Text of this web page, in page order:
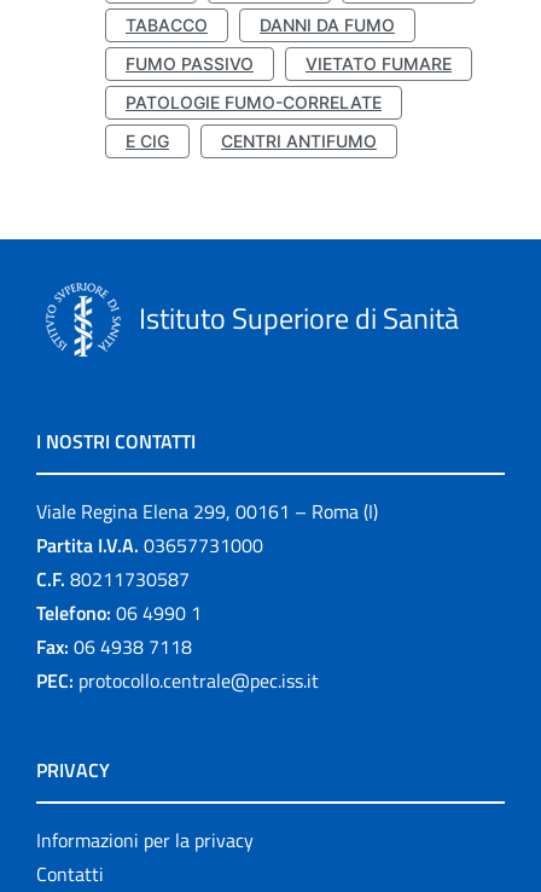
TABACCO
DANNI DA FUMO
FUMO PASSIVO
VIETATO FUMARE
PATOLOGIE FUMO-CORRELATE
E CIG
CENTRI ANTIFUMO
Istituto Superiore di Sanità
I NOSTRI CONTATTI
Viale Regina Elena 299, 00161 – Roma (I)
Partita I.V.A. 03657731000
C.F. 80211730587
Telefono: 06 4990 1
Fax: 06 4938 7118
PEC: protocollo.centrale@pec.iss.it
PRIVACY
Informazioni per la privacy
Contatti